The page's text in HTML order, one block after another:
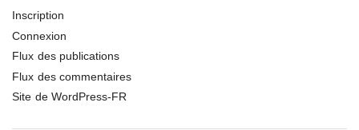
Inscription
Connexion
Flux des publications
Flux des commentaires
Site de WordPress-FR